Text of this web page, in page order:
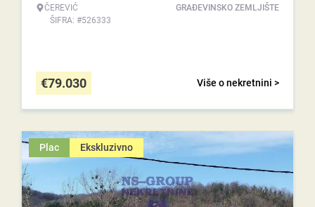
ČEREVIĆ
ŠIFRA: #526333
GRAĐEVINSKO ZEMLJIŠTE
Više o nekretnini >
€79.030
Plac Ekskluzivno